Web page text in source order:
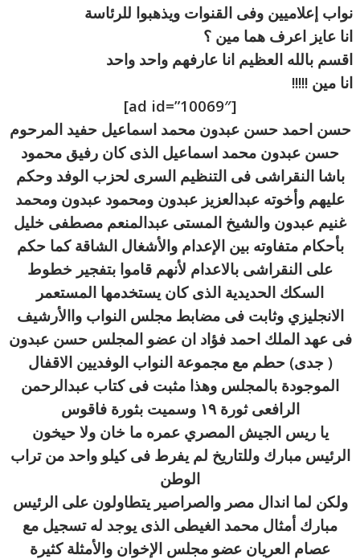
نواب إعلاميين وفى القنوات ويذهبوا للرئاسة
انا عايز اعرف هما مين ؟
اقسم بالله العظيم انا عارفهم واحد واحد
انا مين !!!!!
[ad id=”10069″]
حسن احمد حسن عبدون محمد اسماعيل حفيد المرحوم
حسن عبدون محمد اسماعيل الذى كان رفيق محمود
باشا النقراشى فى التنظيم السرى لحزب الوفد وحكم
عليهم وأخوته عبدالعزيز عبدون ومحمود عبدون ومحمد
غنيم عبدون والشيخ المستى عبدالمنعم مصطفى خليل
بأحكام متفاوته بين الإعدام والأشغال الشاقة كما حكم
على النقراشى بالاعدام لأنهم قاموا بتفجير خطوط
السكك الحديدية الذى كان يستخدمها المستعمر
الانجليزي وثابت فى مضابط مجلس النواب واالأرشيف
فى عهد الملك احمد فؤاد ان عضو المجلس حسن عبدون
( جدى) حطم مع مجموعة النواب الوفديين الاقفال
الموجودة بالمجلس وهذا مثبت فى كتاب عبدالرحمن
الرافعى ثورة ١٩ وسميت بثورة فاقوس
يا ريس الجيش المصري عمره ما خان ولا حيخون
الرئيس مبارك وللتاريخ لم يفرط فى كيلو واحد من تراب
الوطن
ولكن لما اندال مصر والصراصير يتطاولون على الرئيس
مبارك أمثال محمد الغيطى الذى يوجد له تسجيل مع
عصام العريان عضو مجلس الإخوان والأمثلة كثيرة